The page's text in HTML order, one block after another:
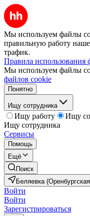
Мы используем файлы
правильную работу
трафик.
Правила использования
Мы используем файлы
файлов cookie
Понятно
Ищу сотрудника
Ищу работу
Ищу
Ищу сотрудника
Сервисы
Помощь
Ещё
Поиск
Беляевка
Войти
Войти
Зарегистрироваться